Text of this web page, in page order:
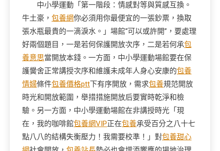
中小學運動「第一階段：情感對等與質感互換。
牛土豪， 包養網你必須用你最便宜的一張鈔票，換取
張水瓶最貴的一滴淚水。」場館“可以或許開”，要處理
好兩個題目，一是若何保護開放次序，二是若何承包
養意思當開放本錢。一方面，中小學運動場館要在保
護黌舍正常講授次序和維護未成年人身心安康的包養
情婦條件包養價格ptt下有序開放，需求包養規范開放
時光和開放範圍，舉措措施開放后要實時乾淨和檢
驗。另一方面，中小學運動場館在非講授時光「現
在，我的咖啡館包養網VIP正在包養承受百分之八十七
點八八的結構失衡壓力！我需要校準！」對包養甜心